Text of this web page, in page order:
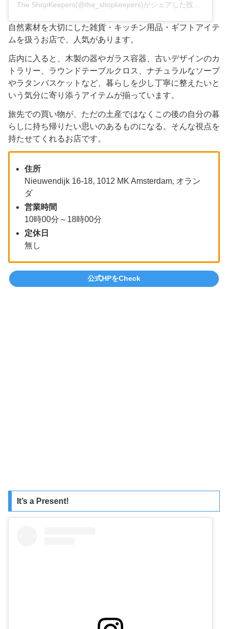
自然素材を大切にした雑貨・キッチン用品・ギフトアイテ
ムを扱うお店で、人気があります。
店内に入ると、木製の器やガラス容器、古いデザインのカ
トラリー、ラウンドテーブルクロス、ナチュラルなソープ
やラタンバスケットなど、暮らしを少し丁寧に整えたいと
いう気分に寄り添うアイテムが揃っています。
旅先での買い物が、ただの土産ではなくこの後の自分の暮
らしに持ち帰りたい思いのあるものになる。そんな視点を
持たせてくれるお店です。
住所
Nieuwendijk 16-18, 1012 MK Amsterdam, オラン
ダ
営業時間
10時00分～18時00分
定休日
無し
公式HPをCheck
It’s a Present!